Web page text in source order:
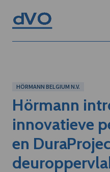
HÖRMANN BELGIUM N.V.
Hörmann
innovatieve
en